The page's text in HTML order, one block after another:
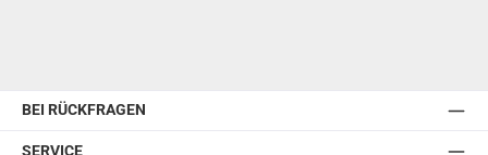
BEI RÜCKFRAGEN
SERVICE